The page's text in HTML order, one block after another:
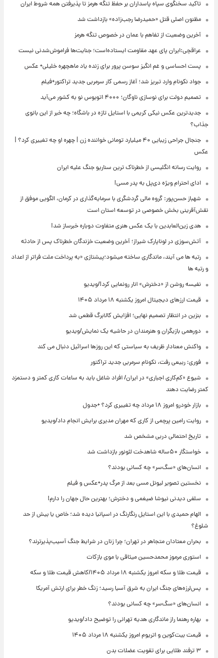
تاکید سخنگوی سپاه پاسداران بر حفظ تنگه هرمز تا پذیرفتن همه شروط ایران
مظنون اصلی قتل «حمیدرضا رجب‌زاده» بازداشت شد
آخرین وضعیت از تفاهم با عمان در خصوص تنگه هرمز
عراقچی:ایران پای عهد مقاومت ایستاده‌است؛ جنایت‌ها فراموش‌شدنی نیست
پست احساسی و غم انگیز سوسن پرور برای زنده یاد ماهچهره خلیلی+ عکس
جواد نکونام وارد تبریز شد؛ آغاز رسمی کار سرمربی جدید تراکتور+فیلم
تصمیم دولت برای نوسازی ناوگان؛ ۴۰۰۰ اتوبوس نو به کشور می‌آید
جدیدترین عکس نیکی کریمی با استایل تازه در باشگاه؛ چه خبر از این بانوی
جذاب؟
جنجال جراحی زیبایی ۴۰ میلیارد تومانی خواننده زن | چهره او چه تغییری کرد؟ |
عکس
روایت رسانه انگلیسی از خطرناک ترین سناریو جنگ علیه ایران
ادای احترام ویژه دی‌پل به پدر مسی!
شهباز حسن‌پور: گروه مالی گردشگری با سرمایه‌گذاری در کرمان، الگویی موفق از
نقش‌آفرینی بخش خصوصی در توسعه استان است
هدی زین‌العابدین با یک عکس هنری متفاوت دوباره خبرساز شد!
آتش‌سوزی در لوناپارک شیراز؛ آخرین وضعیت خزندگان خطرناک پس از حادثه
رتبه ها می آیند، ماندگاری ساخته میشود؛پیشتازی «به پرداخت ملت فراتر از اعداد
و رتبه ها
نفیسه روشن از «دخترش» انار رونمایی کرد!/ویدیو
قیمت ارزهای دیجیتال امروز یکشنبه ۱۸ مرداد ۱۴۰۵
بنزین در انتظار تصمیم نهایی؛ افزایش کالابرگ قطعی شد
دورهمی بازیگران و هنرمندان در حاشیه یک نمایش/ویدیو
واکنش معنادار ظریف به سیاستی که این روزها اسرائیل دنبال می کند
فوری: ربیعی رفت، نکونام سرمربی جدید تراکتور
شیوع «کم‌کاری اجباری» در ایران/ افراد شاغل باید به ساعات کاری کمتر و دستمزد
کمتر رضایت دهند
بازار خودرو امروز ۱۸ مرداد چه تغییری کرد؟ +جدول
روایت رامین پرچمی از کاری که مهران مدیری برایش انجام داد/ویدیو
تاریخ احتمالی دربی مشخص شد
خواستگار ۵۰ساله شاهدخت لئونور بازداشت شد
انسان‌های «سگ‌سر» چه کسانی بودند؟
نخستین تصویر لیونل مسی بعد از مرگ پدر+عکس و فیلم
سلفی دیدنی نیوشا ضیغمی و دخترش؛ بهترین حال جهان را دارم!
الهام حمیدی با این استایل رنگارنگ در اسپانیا دیده شد؛ خاص یا بیش از حد
شلوغ؟
بحران معتادان متجاهر در تهران؛ چرا زنان در شرایط جنگ آسیب‌پذیرترند؟
استوری مرموز محمدحسین میثاقی با موی بازکات
قیمت طلا و سکه امروز یکشنبه ۱۸ مرداد ۱۴۰۵/کاهش قیمت طلا و سکه
پس‌لرزه‌های جنگ ایران به شرق آسیا رسید؛ زنگ خطر برای ارتش آمریکا
انسان‌های «سگ‌سر» چه کسانی بودند؟
بهاره رهنما راز ماندگاری هدیه تهرانی را توضیح داد/ویدیو
قیمت بیت‌کوین و اتریوم امروز یکشنبه ۱۸ مرداد ۱۴۰۵
۳ ترفند طلایی برای تقویت عضلات بدن